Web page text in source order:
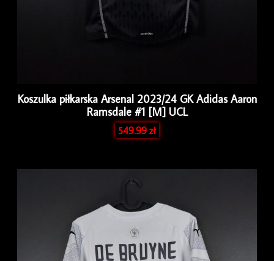
Koszulka piłkarska Arsenal 2023/24 GK Adidas Aaron
Ramsdale #1 [M] UCL
549.99zł